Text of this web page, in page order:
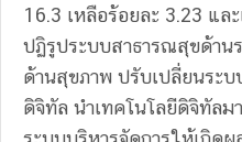
16.3 เหลือร้อยละ 3.23 แ
ปฏิรูประบบสาธารณสุขด้าน
ด้านสุขภาพ ปรับเปลี่ยนระบ
ดิจิทัล นำเทคโนโลยีดิจิทัล